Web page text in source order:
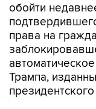
обойти
права на
Трампа,